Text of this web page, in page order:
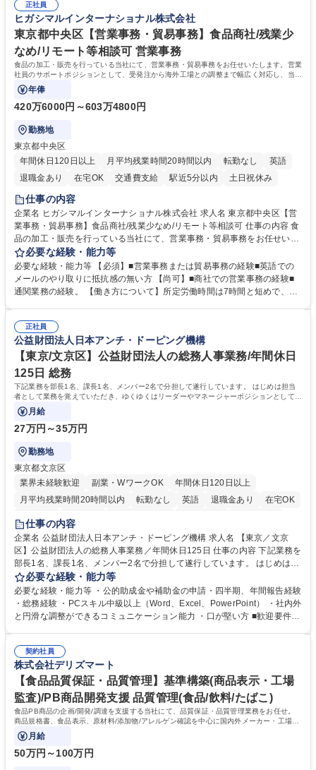
でも質問・相談できる環境が整っているため、安心して成長できます。 募
集職種 【森ビルG】人事・総務◆賞与5ヶ月◆年休120日◆残業少なめ◆
リモート可
務に挑戦できるため、自身の成長と組織への貢献度をダイレクトに実感で
きます。 残業少なめ、週1日リモート可など、ワークライフバランスを保
ち長期活躍できる環境です。 「これまでの幅広い経験を活かし、長期的な
キャリアを築きたい」という前向きな意欲と挑戦を全力で応援します。 学
歴・資格 学歴：大学院 大学 高専 短大 専修学校 高校 語学力： 資格：日商
簿記検定1級 日商簿記検定2級 日商簿記検定3級
正社員
ヒガシマルインターナショナル株式会社
東京都中央区【営業事務・貿易事務】食品商社/残業少
なめ/リモート等相談可 営業事務
食品の加工・販売を行っている当社にて、営業事務・貿易事務をお任せいたします。営業
社員のサポートポジションとして、受発注から海外工場との調整まで幅広く対応し、当社
事業の根幹を支えていただきます。
年俸
420万6000円～603万4800円
勤務地
東京都中央区
年間休日120日以上
月平均残業時間20時間以内 転勤なし
英語
退職金あり
在宅OK 交通費支給 駅近5分以内 土日祝休み
仕事の内容
企業名 ヒガシマルインターナショナル株式会社 求人名 東京都中央区【営
業事務・貿易事務】食品商社/残業少なめ/リモート等相談可 仕事の内容 食
品の加工・販売を行っている当社にて、営業事務・貿易事務をお任せいた
します。営業社員のサポートポジションとして、受発注から海外工場との
調整まで幅広く対応し、当社事業の根幹を支えていただきます。 ■受発注
業務、請求書発行 ■海外工場とのスケジュール調整 ■在庫管理 ■輸入書類
の確認・作成 ■配送手配 ■通関業者を通して行う輸出入業全般 ■倉庫との
ルプロデュースしているため、商品に関わる全ての業務をサポート頂きま
す。 募集職種 東京都中央区【営業事務・貿易事務】食品商社/残業少なめ/
リモート等相談可
必要な経験・能力等
必要な経験・能力等 【必須】■営業事務または貿易事務の経験■英語での
メールのやり取りに抵抗感の無い方 【尚可】■商社での営業事務の経験■
通関業務の経験。 【働き方について】所定労働時間は7時間と短めで、残
の強み】1991年の設立以来、外食産業を中心としたお客様の多様なニー
ズに沿った冷凍水産物等の生産・輸入・販売を一貫して手掛けています。
自社工場と海外拠点の強固な連携によるワンストップサービスが最大の強
みです。 学歴・資格 学歴：大学院 大学 語学力：英語 資格：
正社員
公益財団法人日本アンチ・ドーピング機構
【東京/文京区】公益財団法人の総務人事業務/年間休日
125日 総務
下記業務を部長1名、課長1名、メンバー2名で分担して遂行しています。 はじめは担当
者として業務を覚えていただき、ゆくゆくはリーダーやマネージャーポジションとして活
躍いただくことを期待しています。
月給
27万円～35万円
勤務地
東京都文京区
業界未経験歓迎
副業・WワークOK
年間休日120日以上
月平均残業時間20時間以内
転勤なし 英語 退職金あり
在宅OK
賞与あり
育休あり
食事補助あり
仕事の内容
企業名 公益財団法人日本アンチ・ドーピング機構 求人名 【東京／文京
区】公益財団法人の総務人事業務／年間休日125日 仕事の内容 下記業務を
部長1名、課長1名、メンバー2名で分担して遂行しています。 はじめは担
当者として業務を覚えていただき、ゆくゆくはリーダーやマネージャーポ
ジションとして活躍いただくことを期待しています。 【総務・人事グルー
プの業務内容】 ・人事制度関連 ・採用活動 ・教育研修の企画、実行 ・勤
怠管理 ・官公庁への各種提出 ・法定の会議運営（評議員会、理事会） ・
管理 ・福利厚生関連 ・職員からの問合せ、相談対応 ・その他日常の総務
業務全般 募集職種 【東京／文京区】公益財団法人の総務人事業務／年間
休日125日
必要な経験・能力等
必要な経験・能力等 ・公的助成金や補助金の申請・四半期、年間報告経験
・総務経験 ・PCスキル中級以上（Word、Excel、PowerPoint） ・社内外
と円滑な調整ができるコミュニケーション能力 ・口が堅い方 ■歓迎要件
契約社員
株式会社デリズマート
【食品品質保証・品質管理】基準構築(商品表示・工場
監査)/PB商品開発支援 品質管理(食品/飲料/たばこ)
食品PB商品の企画/開発/調達を支援する当社にて、品質保証・品質管理業務をお任せ。
商品規格書、食品表示、原材料/添加物/アレルゲン確認を中心に国内外メーカー・工場の
品質基準整備から発売後対応まで担います。
月給
50万円～100万円